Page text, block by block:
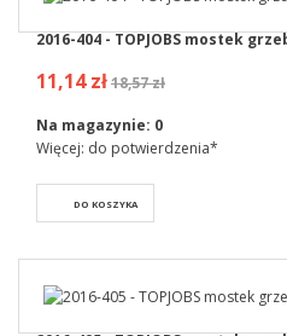
2016-404 - TOPJOBS mostek
11,14 zł18,57 zł
Na magazynie: 0
Więcej: do potwierdzenia*
DO KOSZYKA